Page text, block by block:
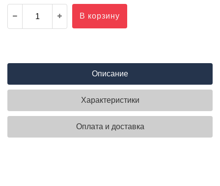
В корзину
Описание
Характеристики
Оплата и доставка